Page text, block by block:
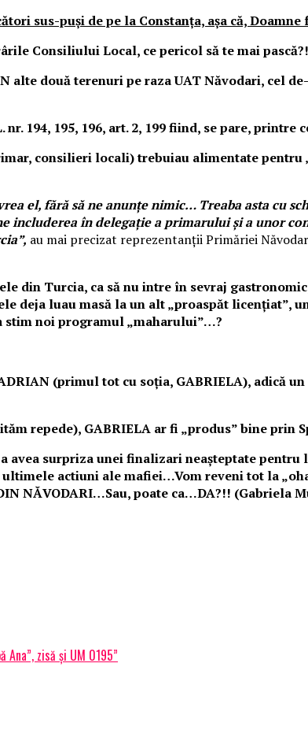
sus-puși de pe la Constanța, așa că, Doamne
Consiliului Local, ce pericol să te mai pască?!
alte două terenuri pe raza UAT Năvodari, cel
nr. 194, 195, 196, art. 2, 199 fiind, se pare,
consilieri locali) trebuiau alimentate pentru
el, fără să ne anunțe nimic… Treaba asta cu
în delegație a primarului și a unor
au mai precizat reprezentanții Primăriei
din Turcia, ca să nu intre în sevraj
deja luau masă la un alt „proaspăt
stim noi programul „maharului”…?
(primul tot cu soția, GABRIELA), adică
repede), GABRIELA ar fi „produs” bine prin
avea surpriza uneifinalizari neașteptate pentru
actiuni ale mafiei…Vom reveni tot la
NĂVODARI…Sau, poate ca…DA?!! (Gabriela
zisă și UM 0195”